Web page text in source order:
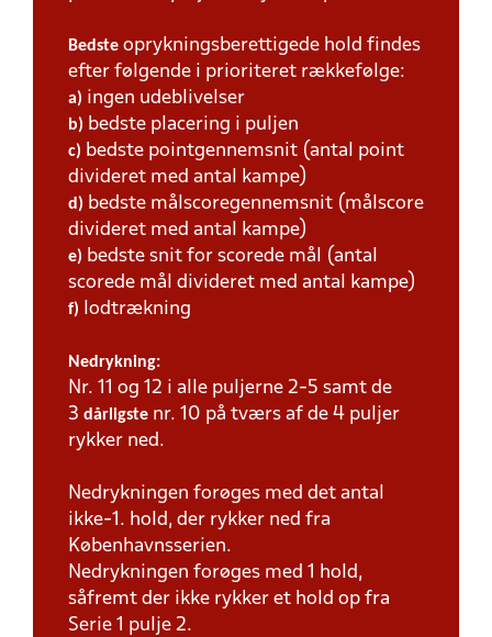
Bedste oprykningsberettigede hold findes
efter følgende i prioriteret rækkefølge:
a) ingen udeblivelser
b) bedste placering i puljen
c) bedste pointgennemsnit (antal point
divideret med antal kampe)
d) bedste målscoregennemsnit (målscore
divideret med antal kampe)
e) bedste snit for scorede mål (antal
scorede mål divideret med antal kampe)
f) lodtrækning
Nedrykning:
Nr. 11 og 12 i alle puljerne 2-5 samt de
3 dårligste nr. 10 på tværs af de 4 puljer
rykker ned.
Nedrykningen forøges med det antal
ikke-1. hold, der rykker ned fra
Københavnsserien.
Nedrykningen forøges med 1 hold,
såfremt der ikke rykker et hold op fra
Serie 1 pulje 2.